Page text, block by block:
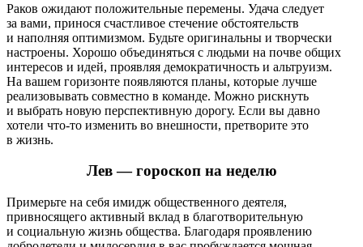
Раков ожидают положительные перемены. Удача следует
за вами, принося счастливое стечение обстоятельств
и наполняя оптимизмом. Будьте оригинальны и творчески
настроены. Хорошо объединяться с людьми на почве общих
интересов и идей, проявляя демократичность и альтруизм.
На вашем горизонте появляются планы, которые лучше
реализовывать совместно в команде. Можно рискнуть
и выбрать новую перспективную дорогу. Если вы давно
хотели что-то изменить во внешности, претворите это
в жизнь.
Лев — гороскоп на неделю
Примерьте на себя имидж общественного деятеля,
привносящего активный вклад в благотворительную
и социальную жизнь общества. Благодаря проявлению